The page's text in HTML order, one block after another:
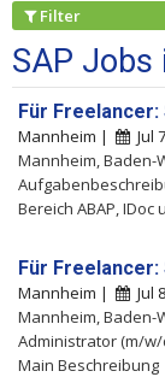
Filter
SAP Jobs
Für
Mannheim |
Jul
Mannheim, Baden-
Bereich ABAP, IDoc
Für
Mannheim |
Jul
Mannheim, Baden-
Administrator (m/w/
Main Beschreibung